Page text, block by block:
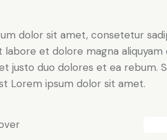
dolor sit amet, consetetur
labore et dolore magna
justo duo dolores et ea rebum.
Lorem ipsum dolor sit amet.